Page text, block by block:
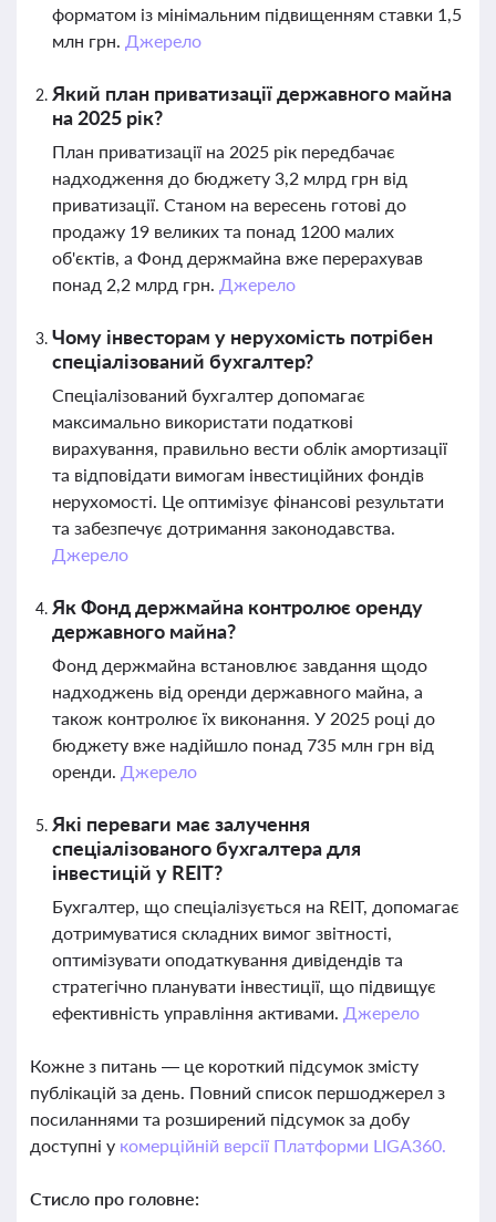
форматом із мінімальним підвищенням ставки 1,5
млн грн. Джерело
Який план приватизації державного майна
на 2025 рік?
План приватизації на 2025 рік передбачає
надходження до бюджету 3,2 млрд грн від
приватизації. Станом на вересень готові до
продажу 19 великих та понад 1200 малих
об'єктів, а Фонд держмайна вже перерахував
понад 2,2 млрд грн. Джерело
Чому інвесторам у нерухомість потрібен
спеціалізований бухгалтер?
Спеціалізований бухгалтер допомагає
максимально використати податкові
вирахування, правильно вести облік амортизації
та відповідати вимогам інвестиційних фондів
нерухомості. Це оптимізує фінансові результати
та забезпечує дотримання законодавства.
Джерело
Як Фонд держмайна контролює оренду
державного майна?
Фонд держмайна встановлює завдання щодо
надходжень від оренди державного майна, а
також контролює їх виконання. У 2025 році до
бюджету вже надійшло понад 735 млн грн від
оренди. Джерело
Які переваги має залучення
спеціалізованого бухгалтера для
інвестицій у REIT?
Бухгалтер, що спеціалізується на REIT, допомагає
дотримуватися складних вимог звітності,
оптимізувати оподаткування дивідендів та
стратегічно планувати інвестиції, що підвищує
ефективність управління активами. Джерело
Кожне з питань — це короткий підсумок змісту
публікацій за день. Повний список першоджерел з
посиланнями та розширений підсумок за добу
доступні у комерційній версії Платформи LIGA360.
Стисло про головне: